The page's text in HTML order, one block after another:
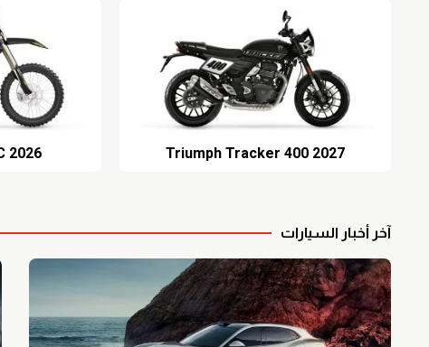
2027 Triumph Tracker 400
2026 Triumph TF 250C
آخر أخبار السيارات